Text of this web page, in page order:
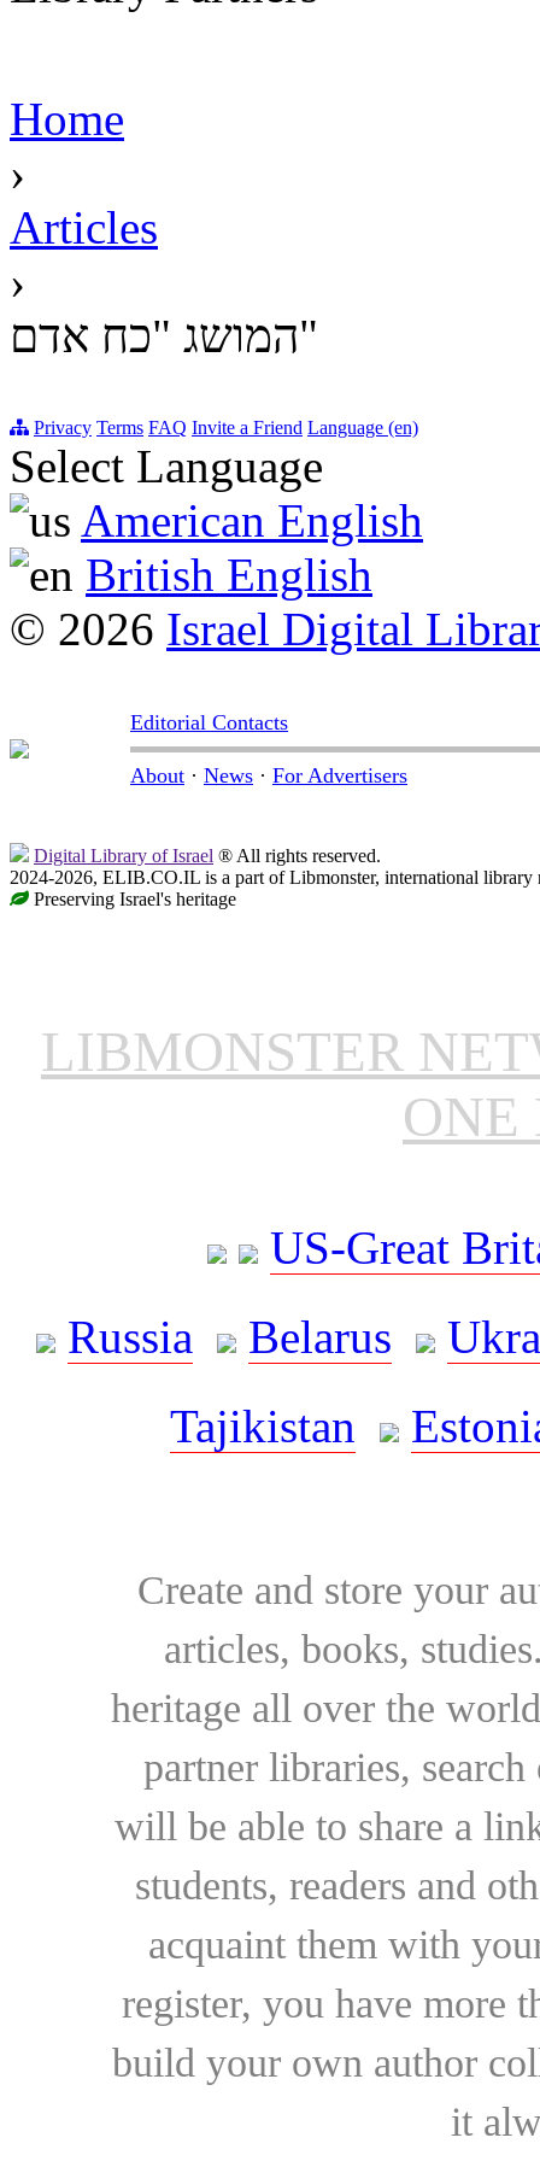
Home
›
Articles
›
המושג "כח אדם"
Privacy Terms FAQ Invite a Friend Language (en)
Select Language
American English
British English
© 2026 Israel Digital
Editorial Contacts
About · News · For Advertisers
Digital Library of Israel ® All rights reserved.
2024-2026, ELIB.CO.IL is a part of Libmonster, international library
Preserving Israel's heritage
LIBMONSTER
ONE
US-Great
Russia
Belarus
Tajikistan
Create and store your
articles, books,
heritage all over the
partner libraries,
will be able to share a
students, readers and
acquaint them with
register, you have more
build your own author
it